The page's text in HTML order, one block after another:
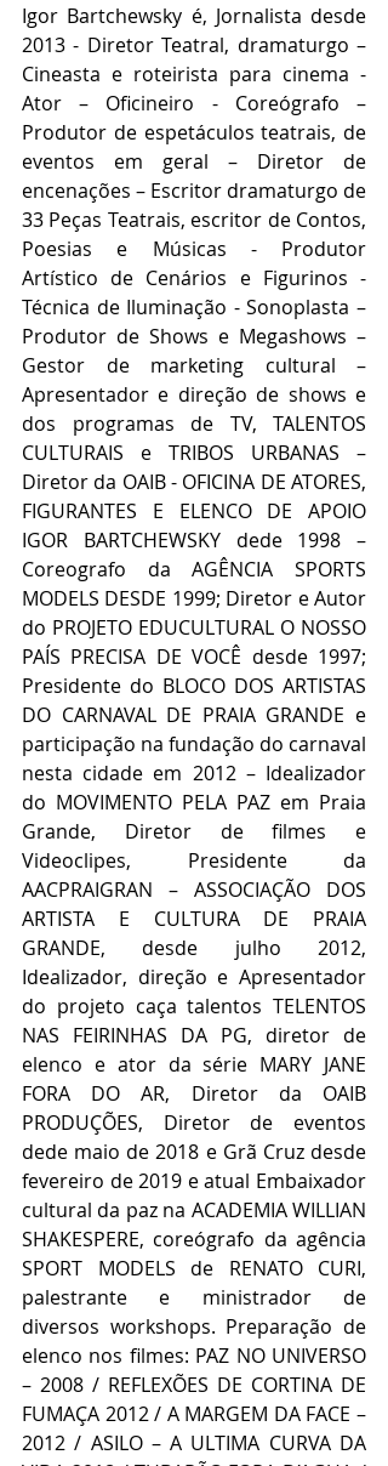
Igor Bartchewsky é, Jornalista desde
2013 - Diretor Teatral, dramaturgo –
Cineasta e roteirista para cinema -
Ator – Oficineiro - Coreógrafo –
Produtor de espetáculos teatrais, de
eventos em geral – Diretor de
encenações – Escritor dramaturgo de
33 Peças Teatrais, escritor de Contos,
Poesias e Músicas - Produtor
Artístico de Cenários e Figurinos -
Técnica de Iluminação - Sonoplasta –
Produtor de Shows e Megashows –
Gestor de marketing cultural –
Apresentador e direção de shows e
dos programas de TV, TALENTOS
CULTURAIS e TRIBOS URBANAS –
Diretor da OAIB - OFICINA DE ATORES,
FIGURANTES E ELENCO DE APOIO
IGOR BARTCHEWSKY dede 1998 –
Coreografo da AGÊNCIA SPORTS
MODELS DESDE 1999; Diretor e Autor
do PROJETO EDUCULTURAL O NOSSO
PAÍS PRECISA DE VOCÊ desde 1997;
Presidente do BLOCO DOS ARTISTAS
DO CARNAVAL DE PRAIA GRANDE e
participação na fundação do carnaval
nesta cidade em 2012 – Idealizador
do MOVIMENTO PELA PAZ em Praia
Grande, Diretor de filmes e
Videoclipes, Presidente da
AACPRAIGRAN – ASSOCIAÇÃO DOS
ARTISTA E CULTURA DE PRAIA
GRANDE, desde julho 2012,
Idealizador, direção e Apresentador
do projeto caça talentos TELENTOS
NAS FEIRINHAS DA PG, diretor de
elenco e ator da série MARY JANE
FORA DO AR, Diretor da OAIB
PRODUÇÕES, Diretor de eventos
dede maio de 2018 e Grã Cruz desde
fevereiro de 2019 e atual Embaixador
cultural da paz na ACADEMIA WILLIAN
SHAKESPERE, coreógrafo da agência
SPORT MODELS de RENATO CURI,
palestrante e ministrador de
diversos workshops. Preparação de
elenco nos filmes: PAZ NO UNIVERSO
– 2008 / REFLEXÕES DE CORTINA DE
FUMAÇA 2012 / A MARGEM DA FACE –
2012 / ASILO – A ULTIMA CURVA DA